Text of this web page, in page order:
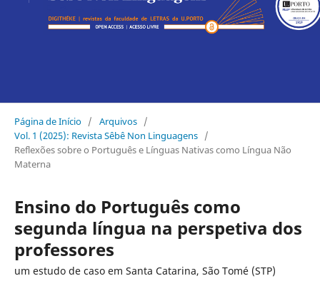
Página de Início / Arquivos /
Vol. 1 (2025): Revista Sêbê Non Linguagens /
Reflexões sobre o Português e Línguas Nativas como Língua Não
Materna
Ensino do Português como
segunda língua na perspetiva dos
professores
um estudo de caso em Santa Catarina, São Tomé (STP)